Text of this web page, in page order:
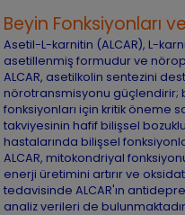
Beyin Fonksiyonları
Asetil-L-karnitin (ALCAR), L-
asetillenmiş formudur ve
ALCAR, asetilkolin sentezini
nörotransmisyonu güçlendirir;
fonksiyonları için kritik öneme
takviyesinin hafif bilişsel
hastalarında bilişsel
ALCAR, mitokondriyal
enerji üretimini artırır ve
tedavisinde ALCAR'ın
analiz verileri de